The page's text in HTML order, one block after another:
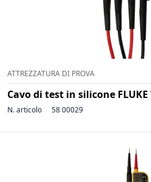
ATTREZZATURA DI PROVA
Cavo di test in silicone FLUKE
N. articolo 58 00029